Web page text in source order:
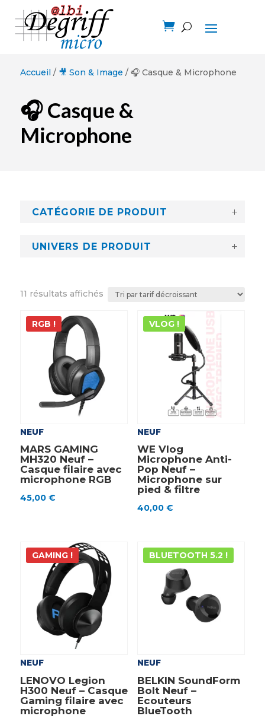

Accueil / 🎥 Son & Image / 🎧 Casque & Microphone
🎧 Casque &
Microphone
CATÉGORIE DE PRODUIT
UNIVERS DE PRODUIT
11 résultats affichésTrié
décroissant
RGB !
NEUF
MARS GAMING
MH320 Neuf –
Casque filaire avec
microphone RGB
45,00 €
VLOG !
NEUF
WE Vlog
Microphone Anti-
Pop Neuf –
Microphone sur
pied & filtre
40,00 €
GAMING !
NEUF
LENOVO Legion
H300 Neuf – Casque
Gaming filaire avec
microphone
BLUETOOTH 5.2 !
NEUF
BELKIN SoundForm
Bolt Neuf –
Ecouteurs
BlueTooth